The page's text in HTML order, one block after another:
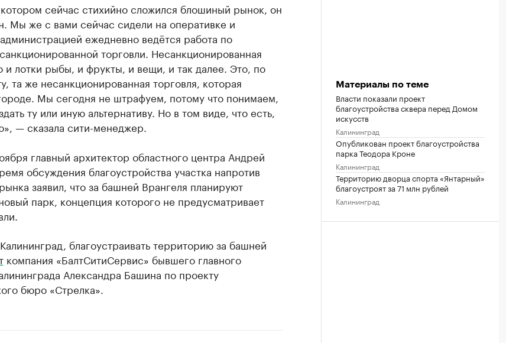
сейчас стихийно сложился блошиный рынок, он
Мы же с вами сейчас сидели на оперативке и
ежедневно ведётся работа по
торговли. Несанкционированная
и лотки рыбы, и фрукты, и вещи, и так далее. Это, по
та же несанкционированная торговля, которая
Мы сегодня не штрафуем, потому что понимаем,
ту или иную альтернативу. Но в том виде, что есть,
— сказала сити-менеджер.
главный архитектор областного центра Андрей
обсуждения благоустройства участка напротив
заявил, что за башней Врангеля планируют
парк, концепция которого не предусматривает
благоустраивать территорию за башней
компания «БалтСитиСервис» бывшего главного
Александра Башина по проекту
бюро «Стрелка».
Материалы по теме
Власти показали проект
благоустройства сквера перед Домом
искусств
Калининград
Опубликован проект благоустройства
парка Теодора Кроне
Калининград
Территорию дворца спорта «Янтарный»
благоустроят за 71 млн рублей
Калининград